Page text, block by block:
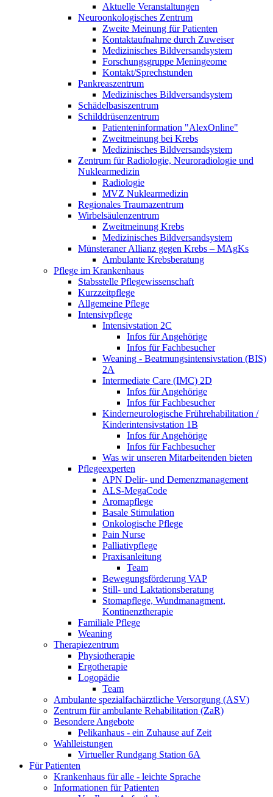
Aktuelle Veranstaltungen
Neuroonkologisches Zentrum
Zweite Meinung für Patienten
Kontaktaufnahme durch Zuweiser
Medizinisches Bildversandsystem
Forschungsgruppe Meningeome
Kontakt/Sprechstunden
Pankreaszentrum
Medizinisches Bildversandsystem
Schädelbasiszentrum
Schilddrüsenzentrum
Patienteninformation "AlexOnline"
Zweitmeinung bei Krebs
Medizinisches Bildversandsystem
Zentrum für Radiologie, Neuroradiologie und
Nuklearmedizin
Radiologie
MVZ Nuklearmedizin
Regionales Traumazentrum
Wirbelsäulenzentrum
Zweitmeinung Krebs
Medizinisches Bildversandsystem
Münsteraner Allianz gegen Krebs – MAgKs
Ambulante Krebsberatung
Pflege im Krankenhaus
Stabsstelle Pflegewissenschaft
Kurzzeitpflege
Allgemeine Pflege
Intensivpflege
Intensivstation 2C
Infos für Angehörige
Infos für Fachbesucher
Weaning - Beatmungsintensivstation (BIS)
2A
Intermediate Care (IMC) 2D
Infos für Angehörige
Infos für Fachbesucher
Kinderneurologische Frührehabilitation /
Kinderintensivstation 1B
Infos für Angehörige
Infos für Fachbesucher
Was wir unseren Mitarbeitenden bieten
Pflegeexperten
APN Delir- und Demenzmanagement
ALS-MegaCode
Aromapflege
Basale Stimulation
Onkologische Pflege
Pain Nurse
Palliativpflege
Praxisanleitung
Team
Bewegungsförderung VAP
Still- und Laktationsberatung
Stomapflege, Wundmanagment,
Kontinenztherapie
Familiale Pflege
Weaning
Therapiezentrum
Physiotherapie
Ergotherapie
Logopädie
Team
Ambulante spezialfachärztliche Versorgung (ASV)
Zentrum für ambulante Rehabilitation (ZaR)
Besondere Angebote
Pelikanhaus - ein Zuhause auf Zeit
Wahlleistungen
Virtueller Rundgang Station 6A
Für Patienten
Krankenhaus für alle - leichte Sprache
Informationen für Patienten